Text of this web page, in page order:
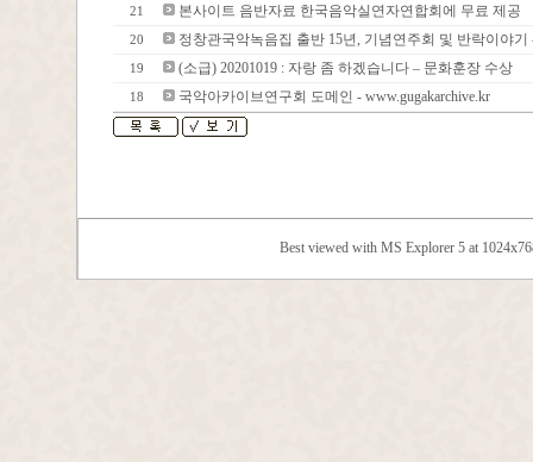
21 본사이트 음반자료 한국음악실연자연합회에 무료 제공
20 정창관국악녹음집 출반 15년, 기념연주회 및 반락이야기
19 (소급) 20201019 : 자랑 좀 하겠습니다 – 문화훈장 수상
18 국악아카이브연구회 도메인 - www.gugakarchive.kr
Best viewed with MS Explorer 5 at